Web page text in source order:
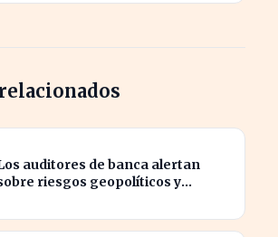
auditores de banca alertan
riesgos geopolíticos y